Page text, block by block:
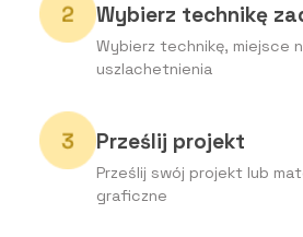
Wybierz technikę
Wybierz technikę, miejsce
uszlachetnienia
Prześlij projekt
Prześlij swój projekt lub
graficzne